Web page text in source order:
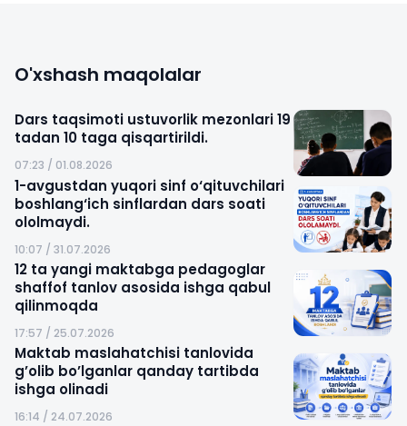
O'xshash maqolalar
Dars taqsimoti ustuvorlik mezonlari 19
tadan 10 taga qisqartirildi.
07:23 / 01.08.2026
1-avgustdan yuqori sinf o‘qituvchilari
boshlang‘ich sinflardan dars soati
ololmaydi.
10:07 / 31.07.2026
12 ta yangi maktabga pedagoglar
shaffof tanlov asosida ishga qabul
qilinmoqda
17:57 / 25.07.2026
Maktab maslahatchisi tanlovida
g’olib bo’lganlar qanday tartibda
ishga olinadi
16:14 / 24.07.2026